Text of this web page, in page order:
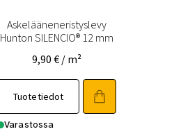
Askelääneneristyslevy
Hunton SILENCIO® 12 mm
9,90€ / m²
Tuotetiedot
Varastossa